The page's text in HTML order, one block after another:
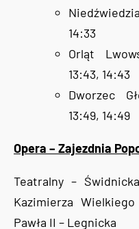
14:33
Orląt
13:43, 14:43
Dworzec
13:49, 14:49
Opera – Zajezdnia
Teatralny –
Kazimierza
Pawła II – Legnicka